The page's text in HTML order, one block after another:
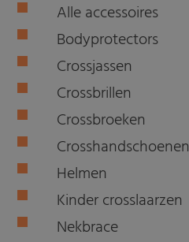
Alle accessoires
Bodyprotectors
Crossjassen
Crossbrillen
Crossbroeken
Crosshandschoenen
Helmen
Kinder crosslaarzen
Nekbrace